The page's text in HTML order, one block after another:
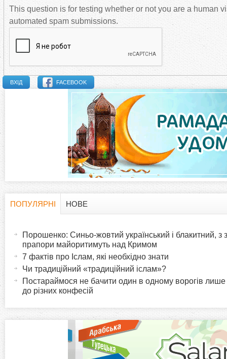
н
в
к
к
This question is for testing whether or not you are a human
automated spam submissions.
FACEBOOK
z
ПОПУЛЯРНІ
в
НОВЕ
Порошенко: Синьо-жовтий український і блакитний, з
прапори майоритимуть над Кримом
7 фактів про Іслам, які необхідно знати
Чи традиційний «традиційний іслам»?
Постараймося не бачити один в одному ворогів лише
до різних конфесій